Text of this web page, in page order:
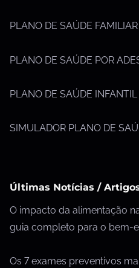
PLANO DE SAÚDE FAMILIAR
PLANO DE SAÚDE POR
PLANO DE SAÚDE INFANTIL
SIMULADOR PLANO DE
Últimas Notícias /
O impacto da alimentação
guia completo para o bem-
Os 7 exames preventivos